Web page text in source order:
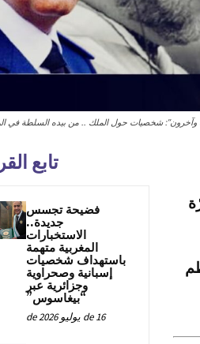
وآخرون”: شخصيات حول الملك .. من بيده السلطة في
تابع
فضيحة تجسس
جديدة..
الاستخبارات
المغربية متهمة
باستهداف شخصيات
إسبانية وصحراوية
وجزائرية عبر
“بيغاسوس”
16 de يوليو de 2026